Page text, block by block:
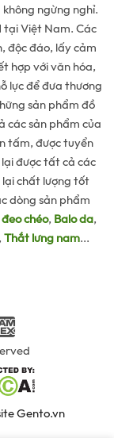
ngừng nghỉ.
tại Việt Nam. Các
độc đáo, lấy cảm
hợp với văn hóa,
lực để đưa thương
sản phẩm đồ
các sản phẩm của
tấm, được tuyển
được tất cả các
chất lượng tốt
dòng sản phẩm
chéo, Balo da,
Thắt lưng nam...